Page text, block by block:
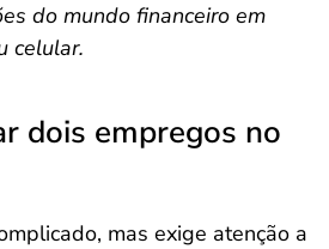
do mundo financeiro em
celular.
dois empregos no
mas exige atenção a